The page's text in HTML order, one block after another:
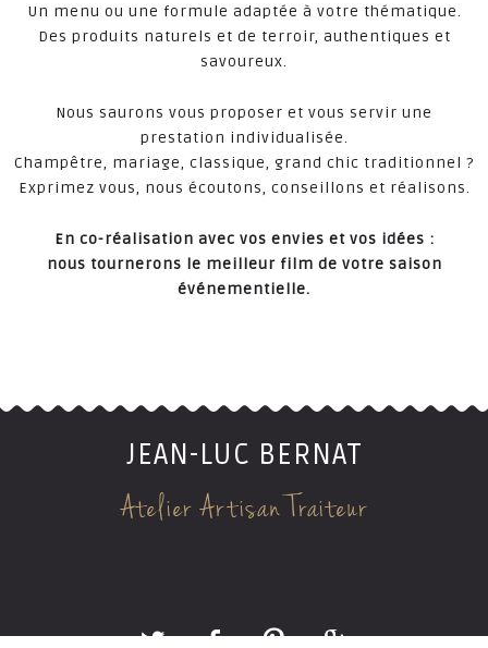
Un menu ou une formule adaptée à votre thématique.
Des produits naturels et de terroir, authentiques et
savoureux.
Nous saurons vous proposer et vous servir une
prestation individualisée.
Champêtre, mariage, classique, grand chic traditionnel ?
Exprimez vous, nous écoutons, conseillons et réalisons.
En co-réalisation avec vos envies et vos idées :
nous tournerons le meilleur film de votre saison
événementielle.
JEAN-LUC BERNAT
Atelier Artisan Traiteur